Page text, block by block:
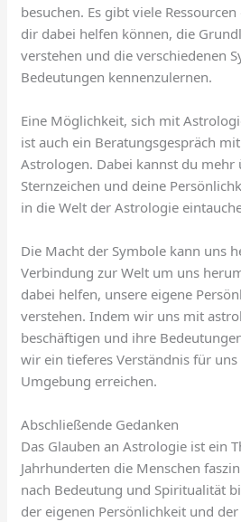
besuchen. Es gibt viele
dir dabei helfen können, die
verstehen und die verschiedenen
Bedeutungen kennenzulernen.
Eine Möglichkeit, sich mit
ist auch ein Beratungsgespräch
Astrologen. Dabei kannst du mehr
Sternzeichen und deine
in die Welt der Astrologie
Die Macht der Symbole kann uns
Verbindung zur Welt um uns
dabei helfen, unsere eigene
verstehen. Indem wir uns mit
beschäftigen und ihre
wir ein tieferes Verständnis für
Umgebung erreichen.
Abschließende Gedanken
Das Glauben an Astrologie ist ein
Jahrhunderten die Menschen
nach Bedeutung und Spiritualität
der eigenen Persönlichkeit und